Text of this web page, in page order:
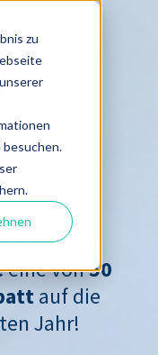
zu
unserem
eine von50
auf die
Jahr!